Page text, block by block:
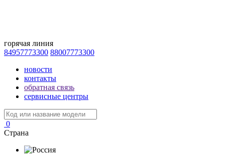
горячая линия
84957773300 88007773300
новости
контакты
обратная связь
сервисные центры
0
Страна